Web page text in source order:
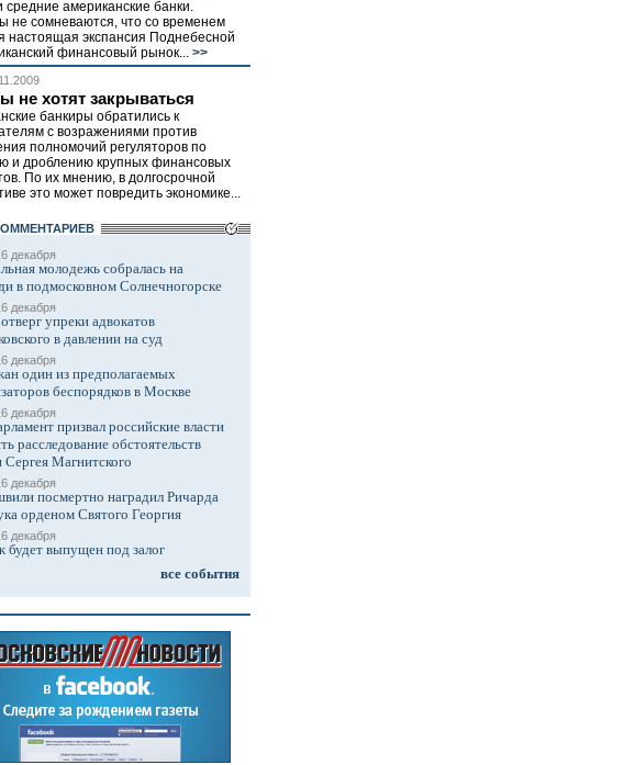
средние американские банки.
не сомневаются, что со временем
настоящая экспансия Поднебесной
финансовый рынок... >>
не хотят закрываться
банкиры обратились к
с возражениями против
полномочий регуляторов по
и дроблению крупных финансовых
По их мнению, в долгосрочной
это может повредить экономике...
декабря
молодежь собралась на
в подмосковном Солнечногорске
декабря
упреки адвокатов
в давлении на суд
декабря
один из предполагаемых
беспорядков в Москве
декабря
призвал российские власти
расследование обстоятельств
Сергея Магнитского
декабря
посмертно наградил Ричарда
орденом Святого Георгия
декабря
будет выпущен под залог
все события